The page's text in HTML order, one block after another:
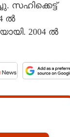
സഹിക്കെട്ട്
ൽ
2004 ൽ